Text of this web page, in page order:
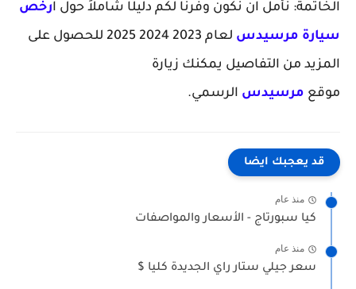
الخاتمة: نأمل ان نكون وفرنا لكم دليلًا شاملاً حول ارخص
سيارة مرسيدس
لعام 2023 2024 2025 للحصول على
المزيد من التفاصيل يمكنك زيارة
موقع مرسيدس الرسمي.
قد يعجبك ايضا
منذ عام
كيا سبورتاج - الأسعار والمواصفات
منذ عام
سعر جيلي ستار راي الجديدة كليا $